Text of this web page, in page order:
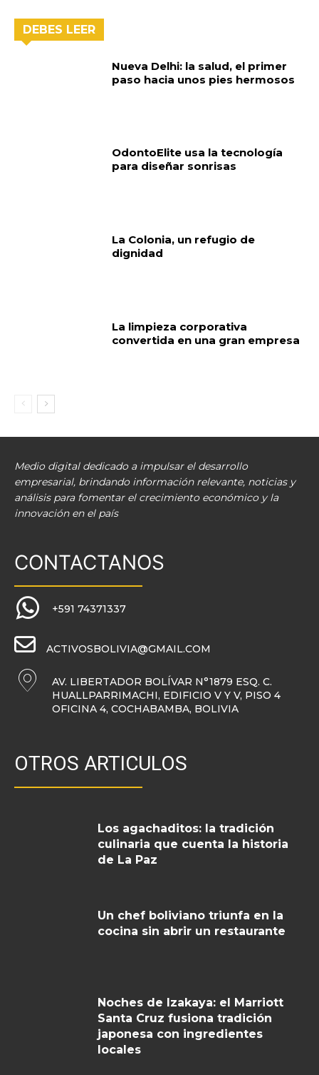
DEBES LEER
Nueva Delhi: la salud, el primer
paso hacia unos pies hermosos
OdontoElite usa la tecnología
para diseñar sonrisas
La Colonia, un refugio de
dignidad
La limpieza corporativa
convertida en una gran empresa
Medio digital dedicado a impulsar el desarrollo
empresarial, brindando información relevante, noticias y
análisis para fomentar el crecimiento económico y la
innovación en el país
CONTACTANOS
+591 74371337
ACTIVOSBOLIVIA@GMAIL.COM
AV. LIBERTADOR BOLÍVAR N°1879 ESQ. C.
HUALLPARRIMACHI, EDIFICIO V Y V, PISO 4
OFICINA 4, COCHABAMBA, BOLIVIA
OTROS ARTICULOS
Los agachaditos: la tradición
culinaria que cuenta la historia
de La Paz
Un chef boliviano triunfa en la
cocina sin abrir un restaurante
Noches de Izakaya: el Marriott
Santa Cruz fusiona tradición
japonesa con ingredientes
locales